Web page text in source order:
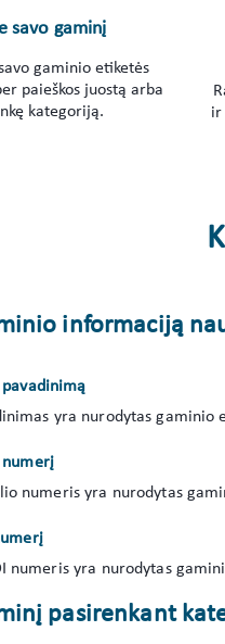
savo gaminį
gaminio etiketės
paieškos juostą arba
kategoriją.
ir
informaciją
yra nurodytas gaminio
numerį
numeris yra nurodytas
numeris yra nurodytas
pasirenkant